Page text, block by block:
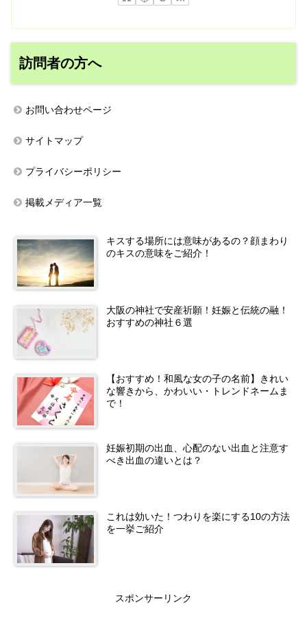
訪問者の方へ
お問い合わせページ
サイトマップ
プライバシーポリシー
掲載メディア一覧
キスする場所には意味があるの？顔まわり
のキスの意味をご紹介！
大阪の神社で安産祈願！妊娠と伝統の融！
おすすめの神社６選
【おすすめ！和風な女の子の名前】きれい
な響きから、かわいい・トレンドネームま
で！
妊娠初期の出血、心配のない出血と注意す
べき出血の違いとは？
これは効いた！つわりを楽にする10の方法
を一挙ご紹介
スポンサーリンク